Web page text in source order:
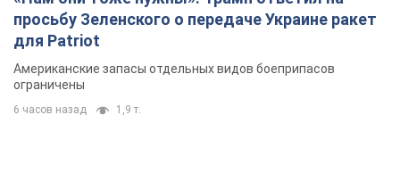
просьбу Зеленского о передаче Украине ракет
для Patriot
Американские запасы отдельных видов боеприпасов
ограничены
6 часов назад 1,9 т.